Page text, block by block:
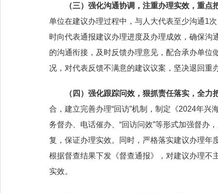
（三）强化沟通协调， 注重办理实效，重点
单位在建议办理过程中，与人大代表至少沟通1
时向代表通报建议办理进度及办理成效，确保
的沟通衔接，及时反馈办理意见，配合承办单
况，对代表反馈不满意的建议议案，坚决退回重
（四） 强化跟踪问效 ， 狠抓责任落实，全力
合，建立完善办理“回访”机制，制定《2024年
务督办、电话催办、“回访问效”等形式加强督办
复，保证办理实效。同时，严格落实建议办理年
根据督查结果下发《督查通报》，对建议办理不
实效。